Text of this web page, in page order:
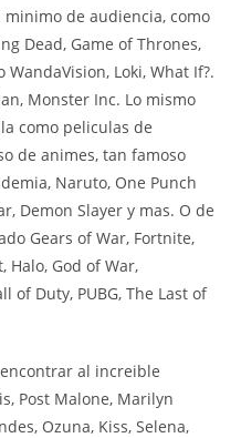
de audiencia, como
Dead, Game of Thrones,
Loki, What If?.
Monster Inc. Lo mismo
como peliculas de
de animes, tan famoso
Naruto, One Punch
Demon Slayer y mas. O de
Gears of War, Fortnite,
Halo, God of War,
of Duty, PUBG, The Last of
al increible
Post Malone, Marilyn
Ozuna, Kiss, Selena,